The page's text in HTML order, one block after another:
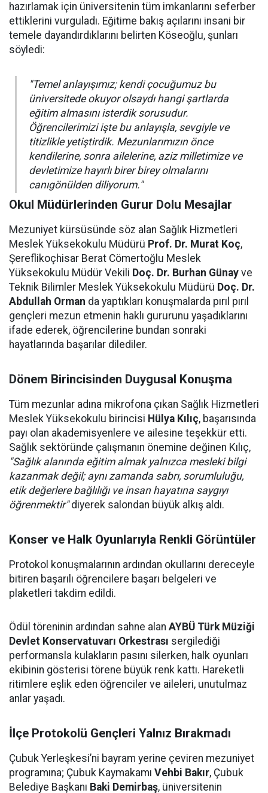
hazırlamak için üniversitenin tüm imkanlarını seferber
ettiklerini vurguladı. Eğitime bakış açılarını insani bir
temele dayandırdıklarını belirten Köseoğlu, şunları
söyledi:
"Temel anlayışımız; kendi çocuğumuz bu
üniversitede okuyor olsaydı hangi şartlarda
eğitim almasını isterdik sorusudur.
Öğrencilerimizi işte bu anlayışla, sevgiyle ve
titizlikle yetiştirdik. Mezunlarımızın önce
kendilerine, sonra ailelerine, aziz milletimize ve
devletimize hayırlı birer birey olmalarını
canıgönülden diliyorum."
Okul Müdürlerinden Gurur Dolu Mesajlar
Mezuniyet kürsüsünde söz alan Sağlık Hizmetleri
Meslek Yüksekokulu Müdürü Prof. Dr. Murat Koç,
Şereflikoçhisar Berat Cömertoğlu Meslek
Yüksekokulu Müdür Vekili Doç. Dr. Burhan Günay ve
Teknik Bilimler Meslek Yüksekokulu Müdürü Doç. Dr.
Abdullah Orman da yaptıkları konuşmalarda pırıl pırıl
gençleri mezun etmenin haklı gururunu yaşadıklarını
ifade ederek, öğrencilerine bundan sonraki
hayatlarında başarılar dilediler.
Dönem Birincisinden Duygusal Konuşma
Tüm mezunlar adına mikrofona çıkan Sağlık Hizmetleri
Meslek Yüksekokulu birincisi Hülya Kılıç, başarısında
payı olan akademisyenlere ve ailesine teşekkür etti.
Sağlık sektöründe çalışmanın önemine değinen Kılıç,
"Sağlık alanında eğitim almak yalnızca mesleki bilgi
kazanmak değil; aynı zamanda sabrı, sorumluluğu,
etik değerlere bağlılığı ve insan hayatına saygıyı
öğrenmektir"diyerek salondan büyük alkış aldı.
Konser ve Halk Oyunlarıyla Renkli Görüntüler
Protokol konuşmalarının ardından okullarını dereceyle
bitiren başarılı öğrencilere başarı belgeleri ve
plaketleri takdim edildi.
Ödül töreninin ardından sahne alan AYBÜ Türk Müziği
Devlet Konservatuvarı Orkestrası sergilediği
performansla kulakların pasını silerken, halk oyunları
ekibinin gösterisi törene büyük renk kattı. Hareketli
ritimlere eşlik eden öğrenciler ve aileleri, unutulmaz
anlar yaşadı.
İlçe Protokolü Gençleri Yalnız Bırakmadı
Çubuk Yerleşkesi’ni bayram yerine çeviren mezuniyet
programına; Çubuk Kaymakamı Vehbi Bakır, Çubuk
Belediye Başkanı Baki Demirbaş, üniversitenin